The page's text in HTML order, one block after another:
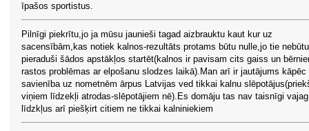
īpašos sportistus.
Pilnīgi piekrītu,jo ja mūsu jaunieši tagad aizbrauktu kaut kur uz
sacensībām,kas notiek kalnos-rezultāts protams būtu nulle,jo tie nebūtu
pieraduši šādos apstākļos startēt(kalnos ir pavisam cits gaiss un
rastos problēmas ar elpošanu slodzes laikā).Man arī ir jautājums kāpēc
savienība uz nometnēm ārpus Latvijas ved tikkai kalnu
viņiem līdzekļi atrodas-slēpotājiem nē).Es domāju tas nav taisnīgi vajag
līdzkļus arī piešķirt citiem ne tikkai kalniniekiem